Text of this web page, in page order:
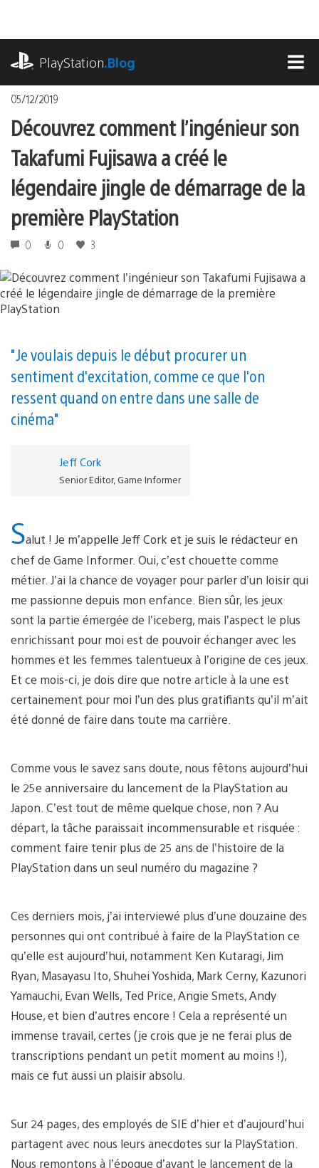
contenu
PlayStation.Blog
05/12/2019
Découvrez comment l’ingénieur son
Takafumi Fujisawa a créé le
légendaire jingle de démarrage de la
première PlayStation
0 0 3
"Je voulais depuis le début procurer un
sentiment d'excitation, comme ce que l'on
ressent quand on entre dans une salle de
cinéma"
Jeff Cork
Senior Editor, Game Informer
Salut ! Je m’appelle Jeff Cork et je suis le rédacteur en
chef de Game Informer. Oui, c’est chouette comme
métier. J’ai la chance de voyager pour parler d’un loisir qui
me passionne depuis mon enfance. Bien sûr, les jeux
sont la partie émergée de l’iceberg, mais l’aspect le plus
enrichissant pour moi est de pouvoir échanger avec les
hommes et les femmes talentueux à l’origine de ces jeux.
Et ce mois-ci, je dois dire que notre article à la une est
certainement pour moi l’un des plus gratifiants qu’il m’ait
été donné de faire dans toute ma carrière.
Comme vous le savez sans doute, nous fêtons aujourd’hui
le 25e anniversaire du lancement de la PlayStation au
Japon. C’est tout de même quelque chose, non ? Au
départ, la tâche paraissait incommensurable et risquée :
comment faire tenir plus de 25 ans de l’histoire de la
PlayStation dans un seul numéro du magazine ?
Ces derniers mois, j’ai interviewé plus d’une douzaine des
personnes qui ont contribué à faire de la PlayStation ce
qu’elle est aujourd’hui, notamment Ken Kutaragi, Jim
Ryan, Masayasu Ito, Shuhei Yoshida, Mark Cerny, Kazunori
Yamauchi, Evan Wells, Ted Price, Angie Smets, Andy
House, et bien d’autres encore ! Cela a représenté un
immense travail, certes (je crois que je ne ferai plus de
transcriptions pendant un petit moment au moins !),
mais ce fut aussi un plaisir absolu.
Sur 24 pages, des employés de SIE d’hier et d’aujourd’hui
partagent avec nous leurs anecdotes sur la PlayStation.
Nous remontons à l’époque d’avant le lancement de la